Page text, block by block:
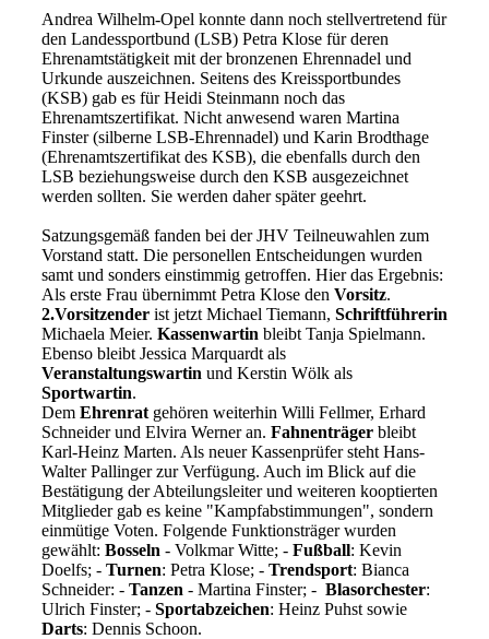
Andrea Wilhelm-Opel konnte dann noch stellvertretend für
den Landessportbund (LSB) Petra Klose für deren
Ehrenamtstätigkeit mit der bronzenen Ehrennadel und
Urkunde auszeichnen. Seitens des Kreissportbundes
(KSB) gab es für Heidi Steinmann noch das
Ehrenamtszertifikat. Nicht anwesend waren Martina
Finster (silberne LSB-Ehrennadel) und Karin Brodthage
(Ehrenamtszertifikat des KSB), die ebenfalls durch den
LSB beziehungsweise durch den KSB ausgezeichnet
werden sollten. Sie werden daher später geehrt.
Satzungsgemäß fanden bei der JHV Teilneuwahlen zum
Vorstand statt. Die personellen Entscheidungen wurden
samt und sonders einstimmig getroffen. Hier das Ergebnis:
Als erste Frau übernimmt Petra Klose den Vorsitz.
2.Vorsitzenderist jetzt Michael Tiemann, Schriftführerin
Michaela Meier. Kassenwartin bleibt Tanja Spielmann.
Ebenso bleibt Jessica Marquardt als
Veranstaltungswartin und Kerstin Wölk als
Sportwartin.
Dem Ehrenratgehören weiterhin Willi Fellmer, Erhard
Schneider und Elvira Werner an. Fahnenträgerbleibt
Karl-Heinz Marten. Als neuer Kassenprüfer steht Hans-
Walter Pallinger zur Verfügung. Auch im Blick auf die
Bestätigung der Abteilungsleiter und weiteren kooptierten
Mitglieder gab es keine "Kampfabstimmungen", sondern
einmütige Voten. Folgende Funktionsträger wurden
gewählt: Bosseln - Volkmar Witte; - Fußball: Kevin
Doelfs; - Turnen: Petra Klose; - Trendsport: Bianca
Schneider: - Tanzen - Martina Finster; - Blasorchester:
Ulrich Finster; - Sportabzeichen: Heinz Puhst sowie
Darts: Dennis Schoon.